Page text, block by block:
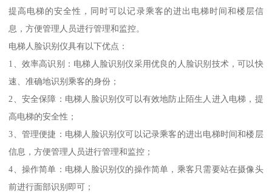
提高电梯的安全性，同时可以记录乘客的进出电梯时间和楼层信
息，方便管理人员进行管理和监控。
电梯人脸识别仪具有以下优点：
1、效率高识别：电梯人脸识别仪采用优良的人脸识别技术，可以快
速、准确地识别乘客的身份；
2、安全保障：电梯人脸识别仪可以有效地防止陌生人进入电梯，提
高电梯的安全性；
3、管理便捷：电梯人脸识别仪可以记录乘客的进出电梯时间和楼层
信息，方便管理人员进行管理和监控；
4、操作简单：电梯人脸识别仪的操作简单，乘客只需要站在摄像头
前进行面部识别即可；